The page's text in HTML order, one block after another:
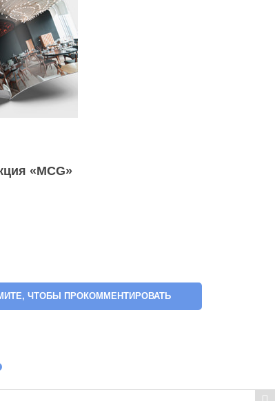
«MCG»
ЧТОБЫ ПРОКОММЕНТИРОВАТЬ